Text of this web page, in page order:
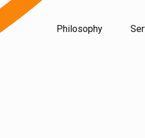
Philosophy